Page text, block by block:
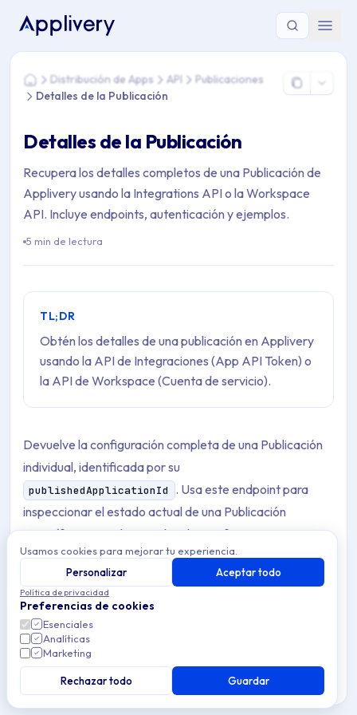
Estás aquí: Home > Distribución de Apps > API >
HomeDistribución de Apps API
Publicaciones
Detalles de la Publicación
Detalles de la Publicación
Recupera los detalles completos de una Publicación de
Applivery usando la Integrations API o la Workspace
API. Incluye endpoints, autenticación y ejemplos.
5 min de lectura
TL;DR
Obtén los detalles de una publicación en Applivery
usando la API de Integraciones (App API Token) o
la API de Workspace (Cuenta de servicio).
Devuelve la configuración completa de una Publicación
individual, identificada por su
publishedApplicationId
. Usa este endpoint para
inspeccionar el estado actual de una Publicación
específica antes de actualizarla, verificar su
configuración de acceso o recuperar su
distributionUrl
Warning
Antes de actualizar una Publicación con PUT,
recupera siempre sus detalles actuales con
este endpoint. El
es una sustitución
completa — obtener el estado actual te permite
Usamos cookies para mejorar tu experiencia.
Personalizar
Aceptar todo
Política de privacidad
Preferencias de cookies
Esenciales
Analíticas
Marketing
Rechazar todo Guardar